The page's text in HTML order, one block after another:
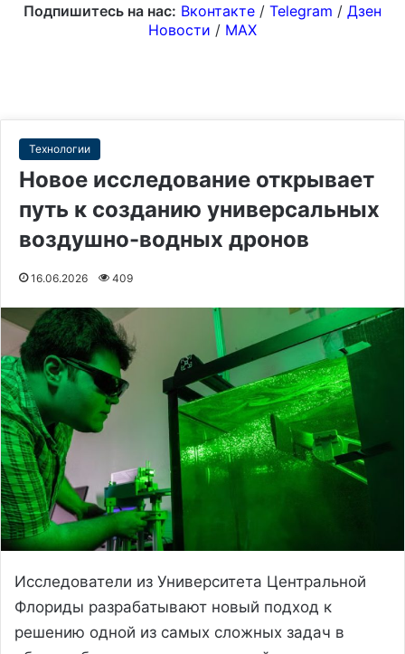
Подпишитесь на нас: Вконтакте / Telegram / Дзен
Новости / MAX